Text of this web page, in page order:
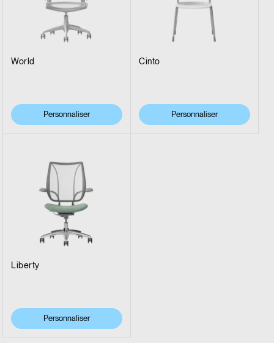
World
Personnaliser
Cinto
Personnaliser
Liberty
Personnaliser